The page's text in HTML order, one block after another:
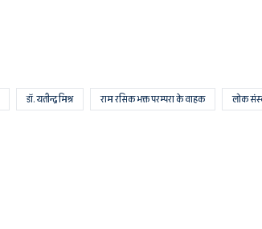
डॉ. यतीन्द्र मिश्र राम रसिक भक्त परम्परा के वाहक लोक